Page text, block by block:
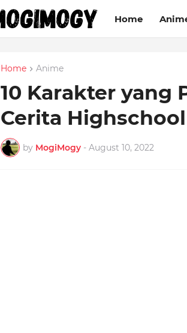
Home
Home Anime
10 Karakter yang
Cerita
by MogiMogy - August 10, 2022